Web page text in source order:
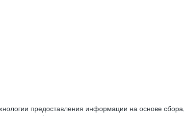
предоставления информации на основе